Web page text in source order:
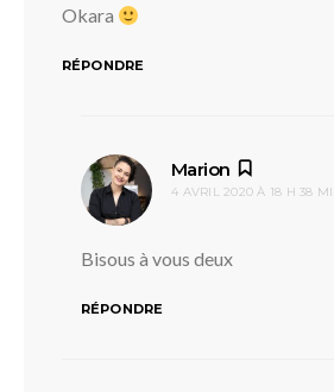
Okara
RÉPONDRE
Marion
4 AVRIL 2020 À 18 H 38
Bisous à vous deux
RÉPONDRE